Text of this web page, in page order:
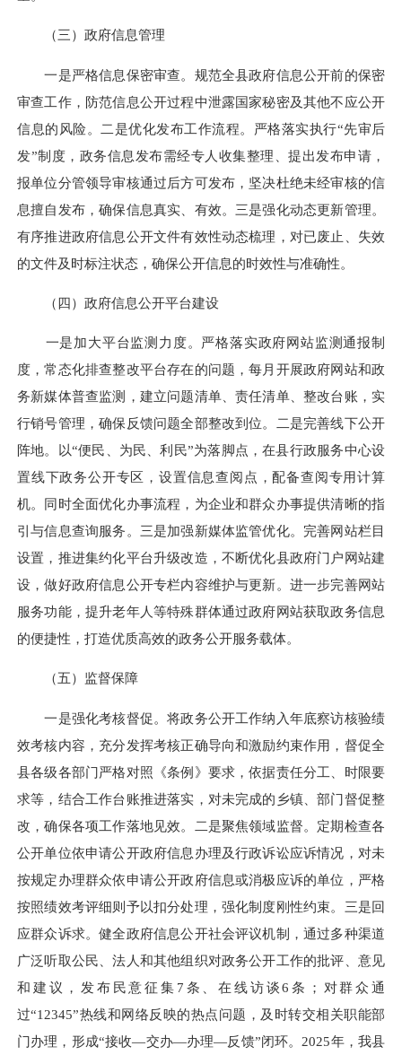
（三）政府信息管理
一是严格信息保密审查。规范全县政府信息公开前的保密
审查工作，防范信息公开过程中泄露国家秘密及其他不应公开
信息的风险。二是优化发布工作流程。严格落实执行“先审后
发”制度，政务信息发布需经专人收集整理、提出发布申请，
报单位分管领导审核通过后方可发布，坚决杜绝未经审核的信
息擅自发布，确保信息真实、有效。三是强化动态更新管理。
有序推进政府信息公开文件有效性动态梳理，对已废止、失效
的文件及时标注状态，确保公开信息的时效性与准确性。
（四）政府信息公开平台建设
一是加大平台监测力度。严格落实政府网站监测通报制
度，常态化排查整改平台存在的问题，每月开展政府网站和政
务新媒体普查监测，建立问题清单、责任清单、整改台账，实
行销号管理，确保反馈问题全部整改到位。二是完善线下公开
阵地。以“便民、为民、利民”为落脚点，在县行政服务中心设
置线下政务公开专区，设置信息查阅点，配备查阅专用计算
机。同时全面优化办事流程，为企业和群众办事提供清晰的指
引与信息查询服务。三是加强新媒体监管优化。完善网站栏目
设置，推进集约化平台升级改造，不断优化县政府门户网站建
设，做好政府信息公开专栏内容维护与更新。进一步完善网站
服务功能，提升老年人等特殊群体通过政府网站获取政务信息
的便捷性，打造优质高效的政务公开服务载体。
（五）监督保障
一是强化考核督促。将政务公开工作纳入年底察访核验绩
效考核内容，充分发挥考核正确导向和激励约束作用，督促全
县各级各部门严格对照《条例》要求，依据责任分工、时限要
求等，结合工作台账推进落实，对未完成的乡镇、部门督促整
改，确保各项工作落地见效。二是聚焦领域监督。定期检查各
公开单位依申请公开政府信息办理及行政诉讼应诉情况，对未
按规定办理群众依申请公开政府信息或消极应诉的单位，严格
按照绩效考评细则予以扣分处理，强化制度刚性约束。三是回
应群众诉求。健全政府信息公开社会评议机制，通过多种渠道
广泛听取公民、法人和其他组织对政务公开工作的批评、意见
和建议，发布民意征集7条、在线访谈6条；对群众通
过“12345”热线和网络反映的热点问题，及时转交相关职能部
门办理，形成“接收—交办—办理—反馈”闭环。2025年，我县